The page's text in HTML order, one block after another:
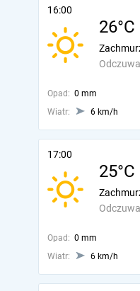
16:00
26°C
Opad: 0 mm
Wiatr:
6 km/h
17:00
25°C
Opad: 0 mm
Wiatr:
6 km/h